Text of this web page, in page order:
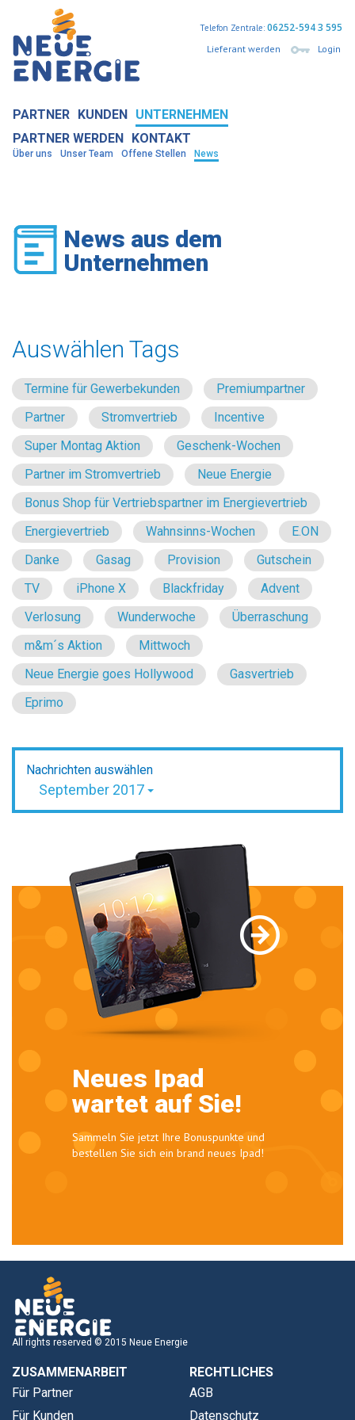
Lieferant werden Login
Telefon Zentrale:06252-594 3 595
PARTNER KUNDEN UNTERNEHMEN
Über uns Unser Team Offene Stellen News
PARTNER WERDEN KONTAKT
News aus dem
Unternehmen
Auswählen Tags
Termine für Gewerbekunden
Premiumpartner
Partner
Stromvertrieb
Incentive
Super Montag Aktion
Geschenk-Wochen
Partner im Stromvertrieb
Neue Energie
Bonus Shop für Vertriebspartner im Energievertrieb
Energievertrieb
Wahnsinns-Wochen
E.ON
Danke
Gasag Provision
Gutschein
TV
iPhone X Blackfriday
Advent
Verlosung
Wunderwoche
Überraschung
m&m´s Aktion
Mittwoch
Neue Energie goes Hollywood
Gasvertrieb
Eprimo
Nachrichten auswählen
September 2017
Neues Ipad
wartet auf Sie!
Sammeln Sie jetzt Ihre Bonuspunkte und
bestellen Sie sich ein brand neues Ipad!
All rights reserved © 2015 Neue Energie
ZUSAMMENARBEIT
Für Partner
Für Kunden
RECHTLICHES
AGB
Datenschutz